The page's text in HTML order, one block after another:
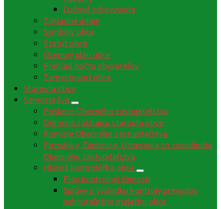
Ľudová zdravoveda
Základné údaje
Symboly obce
Štatút obce
Územný plán obce
Prehľad počtu obyvateľov
Zamestnanci obce
Starosta obce
Samospráva
Poslanci Obecného zastupiteľstva
Odmena zástupcu starostu obce
Komisie Obecného zastupiteľstva
Pozvánky, Zápisnice, Uznesenia zo zasadnutia
Obecného zastupiteľstva
Hlavná kontrolórka obce
Plán kontrolnej činnosti
Správy o výsledku kontroly prevodov
nehnuteľného majetku obce